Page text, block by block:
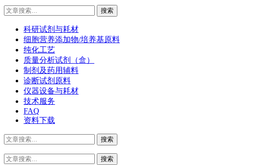
科研试剂与耗材
细胞营养添加物/培养基原料
纯化工艺
质量分析试剂（盒）
制剂及药用辅料
诊断试剂原料
仪器设备与耗材
技术服务
FAQ
资料下载